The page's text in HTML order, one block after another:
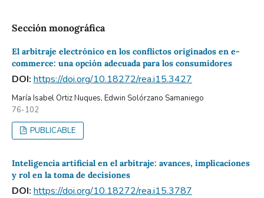
Sección monográfica
El arbitraje electrónico en los conflictos originados en e-
commerce: una opción adecuada para los consumidores
DOI: https://doi.org/10.18272/rea.i15.3427
María Isabel Ortiz Nuques, Edwin Solórzano Samaniego
76-102
PUBLICABLE
Inteligencia artificial en el arbitraje: avances, implicaciones
y rol en la toma de decisiones
DOI: https://doi.org/10.18272/rea.i15.3787